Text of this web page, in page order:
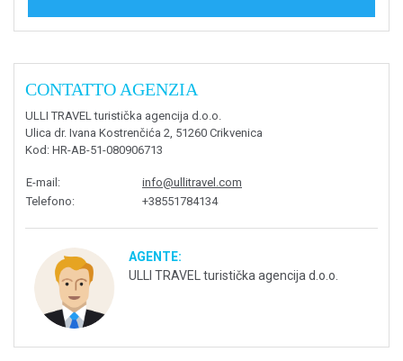
CONTATTO AGENZIA
ULLI TRAVEL turistička agencija d.o.o.
Ulica dr. Ivana Kostrenčića 2, 51260 Crikvenica
Kod : HR-AB-51-080906713
E-mail :
info@ullitravel.com
Telefono: +38551784134
AGENTE:
ULLI TRAVEL turistička agencija d.o.o.